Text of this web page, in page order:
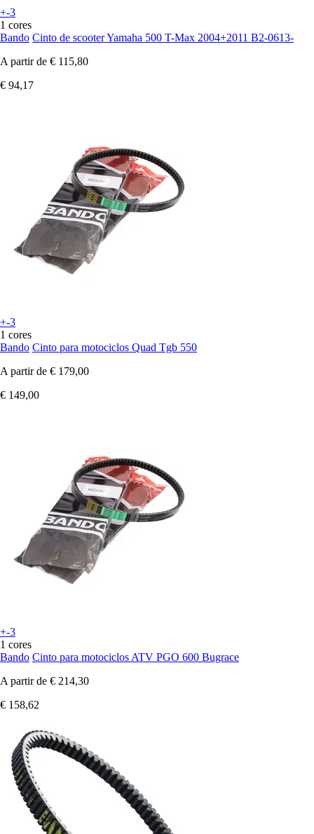
+-3
1 cores
Bando Cinto de scooter Yamaha 500 T-Max 2004+2011 B2-0613-
A partir de € 115,80
€ 94,17
+-3
1 cores
Bando Cinto para motociclos Quad Tgb 550
A partir de € 179,00
€ 149,00
+-3
1 cores
Bando Cinto para motociclos ATV PGO 600 Bugrace
A partir de € 214,30
€ 158,62